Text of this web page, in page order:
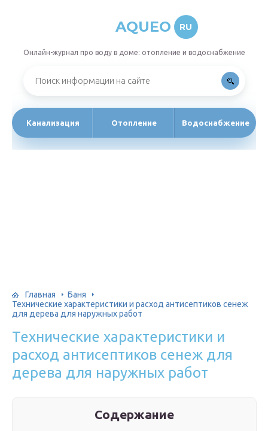
AQUEO RU
Онлайн-журнал про воду в доме: отопление и водоснабжение
Канализация Отопление Водоснабжение
Главная
Баня
Технические характеристики и расход антисептиков сенеж
для дерева для наружных работ
Технические характеристики и
расход антисептиков сенеж для
дерева для наружных работ
Содержание